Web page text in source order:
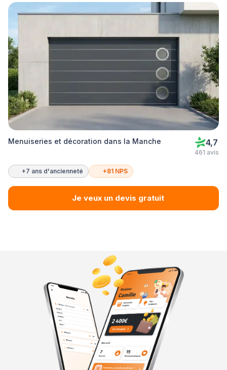
Menuiseries et décoration dans la Manche 4,7
461 avis
+7 ans d'ancienneté +81 NPS
Je veux un devis gratuit